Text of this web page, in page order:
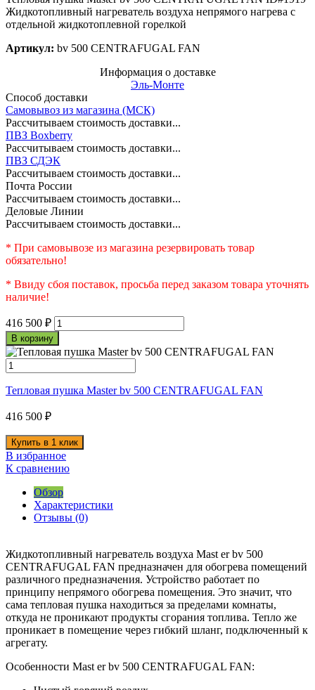
Жидкотопливный нагреватель воздуха непрямого нагрева с
отдельной жидкотоплевной горелкой
Артикул: bv 500 CENTRAFUGAL FAN
Информация о доставке
Эль-Монте
Способ доставки
Самовывоз из магазина (МСК)
Рассчитываем стоимость доставки...
ПВЗ Boxberry
Рассчитываем стоимость доставки...
ПВЗ СДЭК
Рассчитываем стоимость доставки...
Почта России
Рассчитываем стоимость доставки...
Деловые Линии
Рассчитываем стоимость доставки...
* При самовывозе из магазина резервировать товар
обязательно!
* Ввиду сбоя поставок, просьба перед заказом товара уточнять
наличие!
416 500 ₽
В корзину
Тепловая пушка Master bv 500 CENTRAFUGAL FAN
416 500 ₽
В избранное
К сравнению
Обзор
Характеристики
Отзывы (0)
Жидкотопливный нагреватель воздуха Mast er bv 500
CENTRAFUGAL FAN предназначен для обогрева помещений
различного предназначения. Устройство работает по
принципу непрямого обогрева помещения. Это значит, что
сама тепловая пушка находиться за пределами комнаты,
откуда не проникают продукты сгорания топлива. Тепло же
проникает в помещение через гибкий шланг, подключенный к
агрегату.
Особенности Mast er bv 500 CENTRAFUGAL FAN: